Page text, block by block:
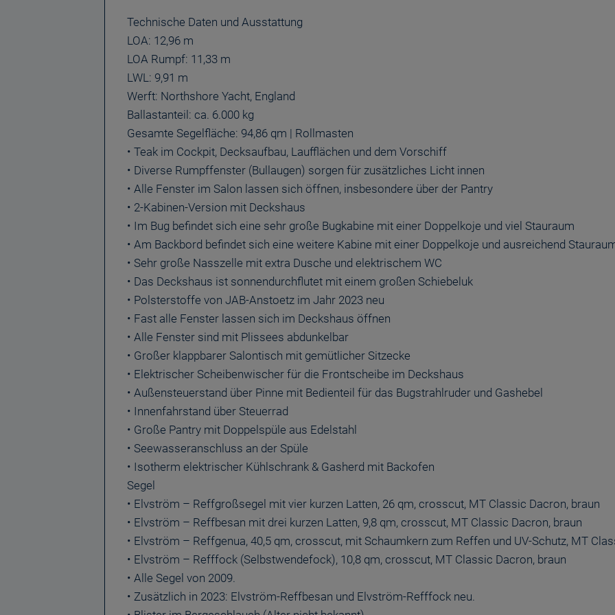
Technische Daten und Ausstattung
LOA: 12,96 m
LOA Rumpf: 11,33 m
LWL: 9,91 m
Werft: Northshore Yacht, England
Ballastanteil: ca. 6.000 kg
Gesamte Segelfläche: 94,86 qm | Rollmasten
• Teak im Cockpit, Decksaufbau, Laufflächen und dem Vorschiff
• Diverse Rumpffenster (Bullaugen) sorgen für zusätzliches Licht innen
• Alle Fenster im Salon lassen sich öffnen, insbesondere über der Pantry
• 2-Kabinen-Version mit Deckshaus
• Im Bug befindet sich eine sehr große Bugkabine mit einer Doppelkoje und viel Stauraum
• Am Backbord befindet sich eine weitere Kabine mit einer Doppelkoje und ausreichend
• Sehr große Nasszelle mit extra Dusche und elektrischem WC
• Das Deckshaus ist sonnendurchflutet mit einem großen Schiebeluk
• Polsterstoffe von JAB-Anstoetz im Jahr 2023 neu
• Fast alle Fenster lassen sich im Deckshaus öffnen
• Alle Fenster sind mit Plissees abdunkelbar
• Großer klappbarer Salontisch mit gemütlicher Sitzecke
• Elektrischer Scheibenwischer für die Frontscheibe im Deckshaus
• Außensteuerstand über Pinne mit Bedienteil für das Bugstrahlruder und Gashebel
• Innenfahrstand über Steuerrad
• Große Pantry mit Doppelspüle aus Edelstahl
• Seewasseranschluss an der Spüle
• Isotherm elektrischer Kühlschrank & Gasherd mit Backofen
Segel
• Elvström – Reffgroßsegel mit vier kurzen Latten, 26 qm, crosscut, MT Classic Dacron, braun
• Elvström – Reffbesan mit drei kurzen Latten, 9,8 qm, crosscut, MT Classic Dacron, braun
• Elvström – Reffgenua, 40,5 qm, crosscut, mit Schaumkern zum Reffen und UV-Schutz, MT
• Elvström – Refffock (Selbstwendefock), 10,8 qm, crosscut, MT Classic Dacron, braun
• Alle Segel von 2009.
• Zusätzlich in 2023: Elvström-Reffbesan und Elvström-Refffock neu.